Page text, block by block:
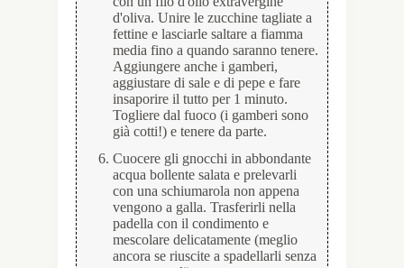
d'oliva. Unire le zucchine tagliate a
fettine e lasciarle saltare a fiamma
media fino a quando saranno tenere.
Aggiungere anche i gamberi,
aggiustare di sale e di pepe e fare
insaporire il tutto per 1 minuto.
Togliere dal fuoco (i gamberi sono
già cotti!) e tenere da parte.
Cuocere gli gnocchi in abbondante
acqua bollente salata e prelevarli
con una schiumarola non appena
vengono a galla. Trasferirli nella
padella con il condimento e
mescolare delicatamente (meglio
ancora se riuscite a spadellarli senza